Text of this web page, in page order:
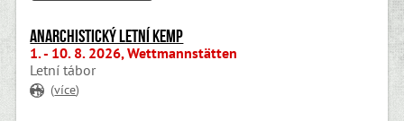
Anarchistický letní kemp
1. - 10. 8. 2026, Wettmannstätten
Letní tábor
(více)